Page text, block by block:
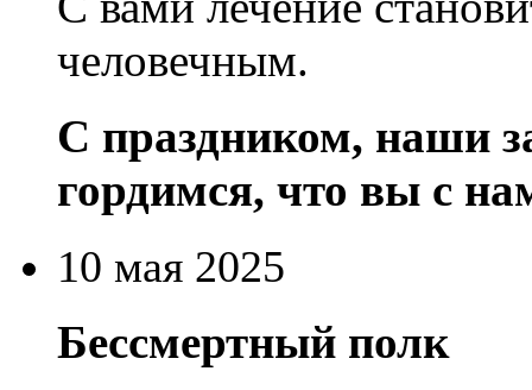
человечным.
С праздником, наши
гордимся, что вы с
10 мая 2025
Бессмертный полк